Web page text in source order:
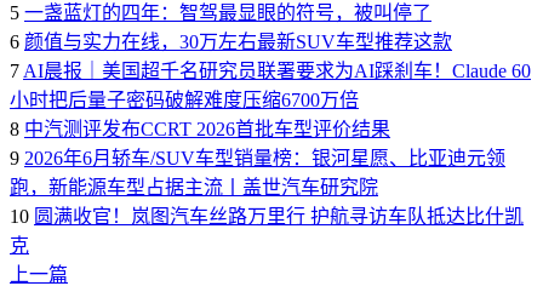
5 一盏蓝灯的四年：智驾最显眼的符号，被叫停了
6 颜值与实力在线，30万左右最新SUV车型推荐这款
7 AI晨报｜美国超千名研究员联署要求为AI踩刹车！Claude 60
小时把后量子密码破解难度压缩6700万倍
8 中汽测评发布CCRT 2026首批车型评价结果
9 2026年6月轿车/SUV车型销量榜：银河星愿、比亚迪元领
跑，新能源车型占据主流丨盖世汽车研究院
10 圆满收官！岚图汽车丝路万里行 护航寻访车队抵达比什凯
克
上一篇